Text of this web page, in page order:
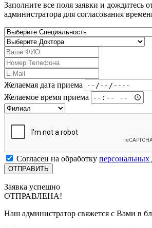
Заполните все поля заявки и дождитесь
администратора для согласования
Желаемая дата приема
Желаемое время приема
Согласен на обработку
Заявка успешно
ОТПРАВЛЕНА!
Наш администратор свяжется с Вами в